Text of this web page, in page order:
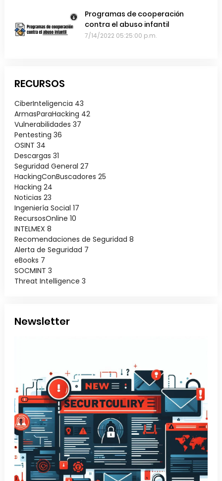
Programas de cooperación
contra el abuso infantil
7/14/2022 05:25:00 p.m.
RECURSOS
CiberInteligencia 43
ArmasParaHacking 42
Vulnerabilidades 37
Pentesting 36
OSINT 34
Descargas 31
Seguridad General 27
HackingConBuscadores 25
Hacking 24
Noticias 23
Ingeniería Social 17
RecursosOnline 10
INTELMEX 8
Recomendaciones de Seguridad 8
Alerta de Seguridad 7
eBooks 7
SOCMINT 3
Threat Intelligence 3
Newsletter